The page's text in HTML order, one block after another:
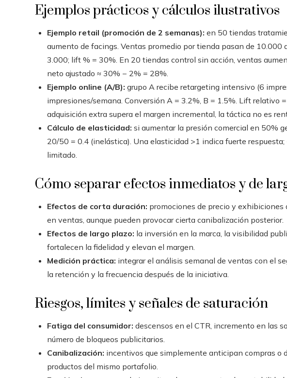
Ejemplos prácticos y cálculos ilustrativos
Ejemplo retail (promoción de 2 semanas): en 50 tiendas
aumento de facings. Ventas promedio por tienda pasan de 10.000
3.000; lift % = 30%. En 20 tiendas control sin acción, ventas
neto ajustado ≈ 30% − 2% = 28%.
Ejemplo online (A/B): grupo A recibe retargeting intensivo (6
impresiones/semana. Conversión A = 3.2%, B = 1.5%. Lift relativo
adquisición extra supera el margen incremental, la táctica no es
Cálculo de elasticidad: si aumentar la presión comercial en 50%
20/50 = 0.4 (inelástica). Una elasticidad >1 indica fuerte
limitado.
Cómo separar efectos inmediatos y de
Efectos de corta duración: promociones de precio y
en ventas, aunque pueden provocar cierta canibalización posterior.
Efectos de largo plazo: la inversión en la marca, la visibilidad
fortalecen la fidelidad y elevan el margen.
Medición práctica: integrar el análisis semanal de ventas con el
la retención y la frecuencia después de la iniciativa.
Riesgos, límites y señales de saturación
Fatiga del consumidor: descensos en el CTR, incremento en las
número de bloqueos publicitarios.
Canibalización: incentivos que simplemente anticipan compras o
productos del mismo portafolio.